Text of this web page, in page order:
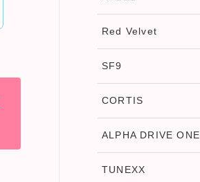
Red Velvet
SF9
CORTIS
ALPHA DRIVE ONE
TUNEXX